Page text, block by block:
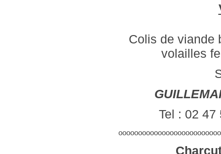
Colis de viande
volailles
Tel : 02 47